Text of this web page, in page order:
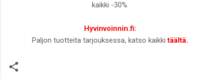
kaikki -30%.
Hyvinvoinnin.fi:
Paljon tuotteita tarjouksessa, katso kaikkitäältä.